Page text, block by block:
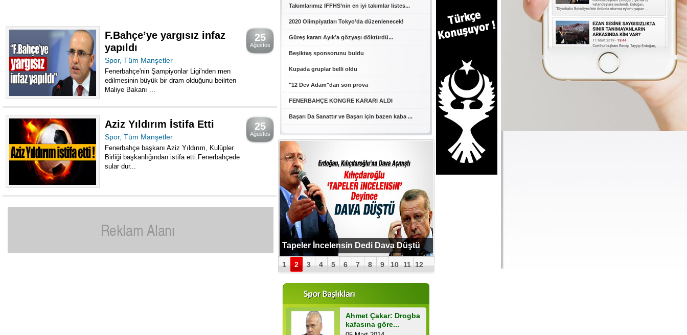
25
Ağustos
F.Bahçe’ye yargısız infaz
yapıldı
Spor, Tüm Manşetler
Fenerbahçe'nin Şampiyonlar Ligi'nden men
edilmesinin büyük bir dram olduğunu beilrten
Maliye Bakanı ...
25
Ağustos
Aziz Yıldırım İstifa Etti
Spor, Tüm Manşetler
Fenerbahçe başkanı Aziz Yıldırım, Kulüpler
Birliği başkanlığından istifa etti.Fenerbahçede
sular dur...
Takımlarımız IFFHS’nin en iyi takımlar listes...
2020 Olimpiyatları Tokyo’da düzenlenecek!
Güreş kararı Ayık’a gözyaşı döktürdü...
Beşiktaş sponsorunu buldu
Kupada gruplar belli oldu
"12 Dev Adam"dan son prova
FENERBAHÇE KONGRE KARARI ALDI
Başarı Da Sanattır ve Başarı için bazen kaba ...
PUTİN BOMBAYI PATLATTI !
Tapeler İncelensin Dedi Dava Düştü
1 2 3 4 5 6 7 8 9 10 11 12
Ahmet Çakar: Drogba
kafasına göre...